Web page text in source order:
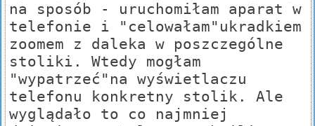
na sposób - uruchomiłam aparat w
telefonie i "celowałam"ukradkiem
zoomem z daleka w poszczególne
stoliki. Wtedy mogłam
"wypatrzeć"na wyświetlaczu
telefonu konkretny stolik. Ale
wyglądało to co najmniej